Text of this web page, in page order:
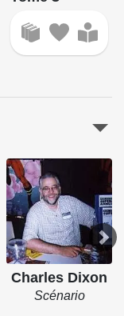
Charles Dixon
Scénario